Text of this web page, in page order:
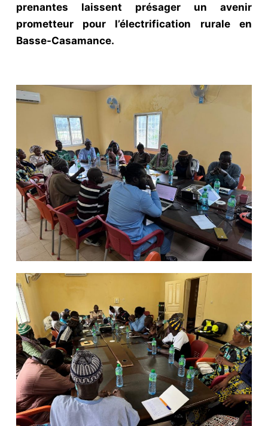
prenantes laissent présager un avenir
prometteur pour l’électrification rurale en
Basse-Casamance.